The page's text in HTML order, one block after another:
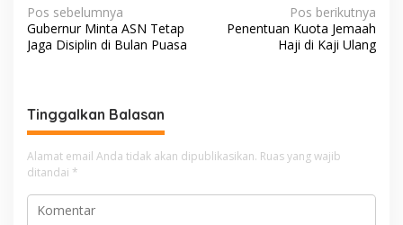
N
a
g
a
s
i
p
Pos sebelumnya
Gubernur Minta ASN Tetap
Jaga Disiplin di Bulan Puasa
Pos berikutnya
Penentuan Kuota Jemaah
Haji di Kaji Ulang
Tinggalkan Balasan
Alamat email Anda tidak akan dipublikasikan. Ruas yang wajib
ditandai *